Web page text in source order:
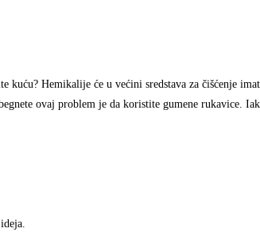
Hemikalije će u većini sredstava za čišćenje
ovaj problem je da koristite gumene rukavice.